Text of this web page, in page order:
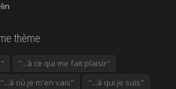
thème
"...à ce qui me fait plaisir"
"...à où je m'en vais"
"...à qui je suis"